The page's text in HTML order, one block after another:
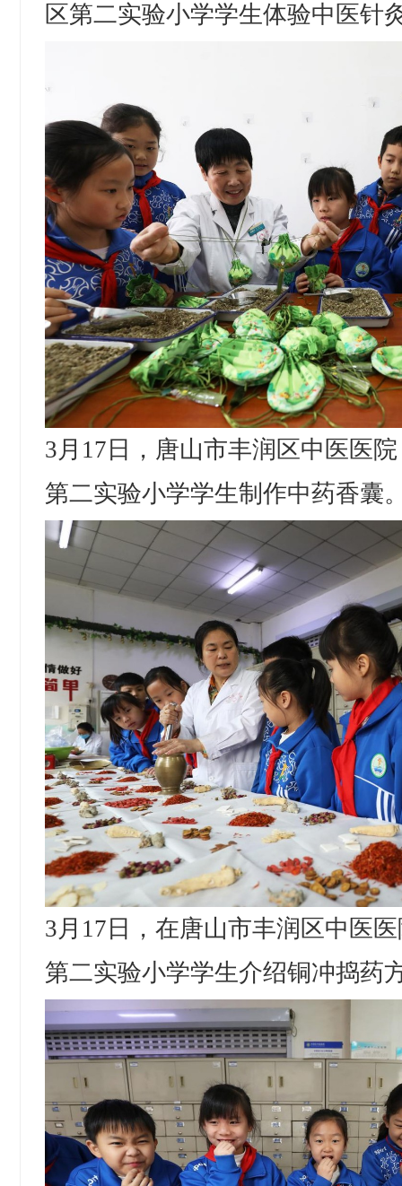
区第二实验小学学生体验中医针
3月17日，唐山市丰润区中医医
第二实验小学学生制作中药香囊
3月17日，在唐山市丰润区中医
第二实验小学学生介绍铜冲捣药